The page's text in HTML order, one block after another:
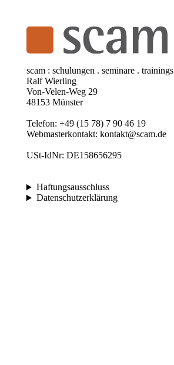
scam : schulungen . seminare . trainings
Ralf Wierling
Von-Velen-Weg 29
48153 Münster
Telefon: +49 (15 78) 7 90 46 19
Webmasterkontakt: kontakt@scam.de
USt-IdNr: DE158656295
Haftungsausschluss
Datenschutzerklärung